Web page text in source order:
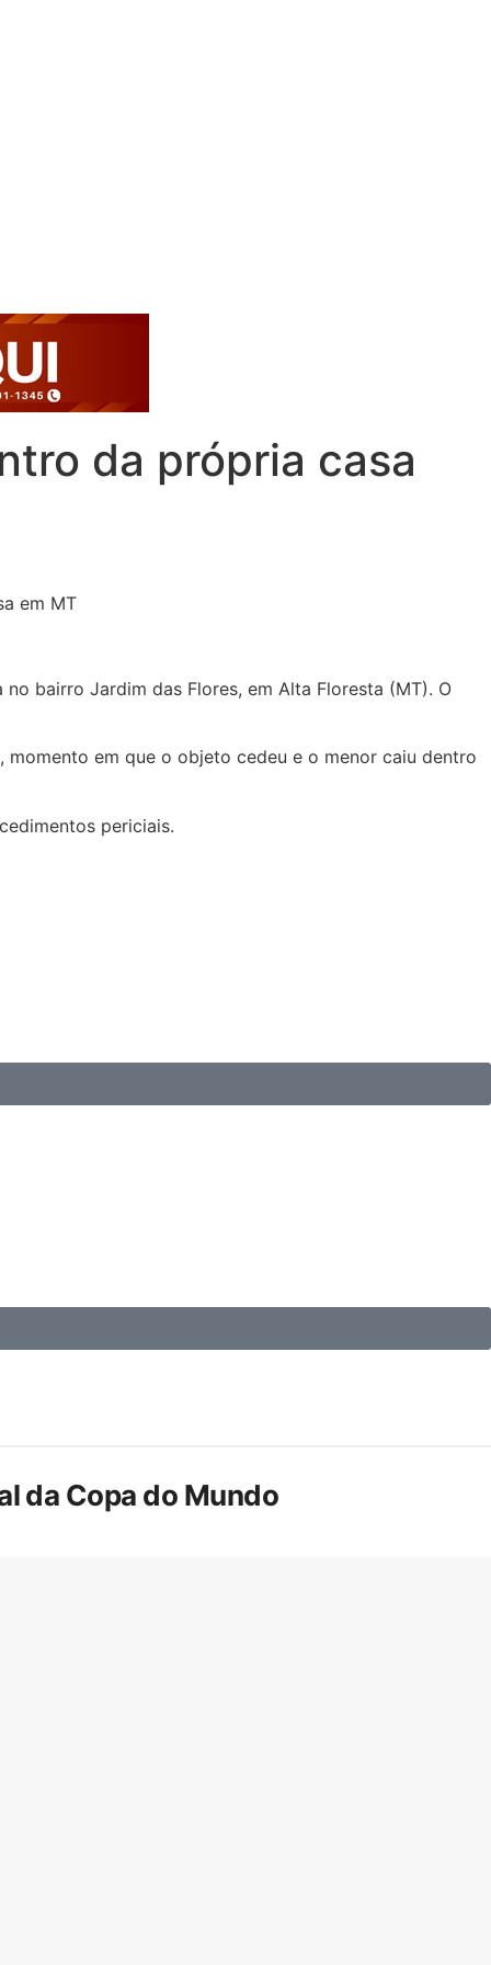
da própria casa
bairro Jardim das Flores, em Alta Floresta (MT). O
em que o objeto cedeu e o menor caiu dentro
periciais.
da Copa do Mundo